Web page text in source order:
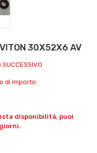
30X52X6 AV
SUCCESSIVO
di importo.
disponibilità, puoi